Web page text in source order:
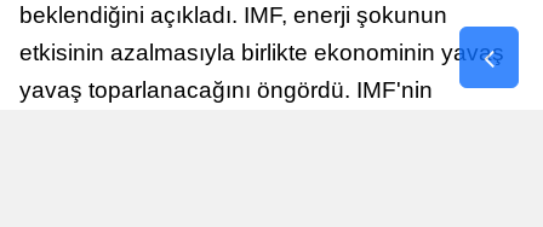
beklendiğini açıkladı. IMF, enerji şokunun
etkisinin azalmasıyla birlikte ekonominin yavaş
yavaş toparlanacağını öngördü. IMF'nin